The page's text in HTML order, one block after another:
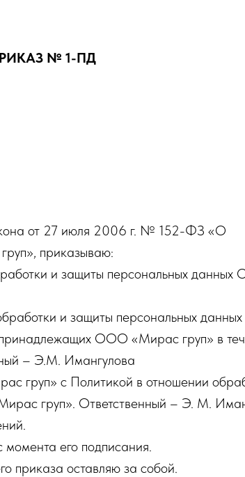
№ 1-ПД
от 27 июля 2006 г. № 152-ФЗ «О
приказываю:
и защиты персональных
и защиты персональных
ООО «Мирас груп» в
– Э.М. Имангулова
груп» с Политикой в отношении
груп». Ответственный – Э. М.
момента его подписания.
приказа оставляю за собой.